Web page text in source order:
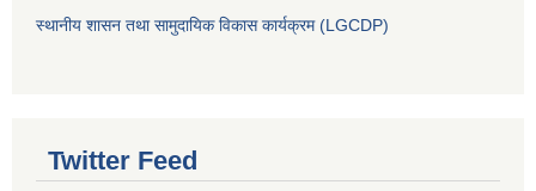
स्थानीय शासन तथा सामुदायिक विकास कार्यक्रम (LGCDP)
Twitter Feed